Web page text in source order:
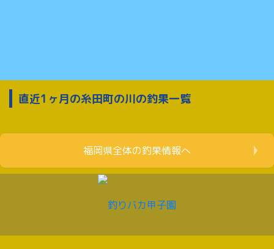
直近1ヶ月の糸田町の川の釣果一覧
福岡県全体の釣果情報へ